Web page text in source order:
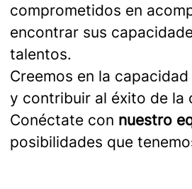
comprometidos en
encontrar sus
talentos.
Creemos en la
y contribuir al éxito de la
Conéctate con nuestro
posibilidades que